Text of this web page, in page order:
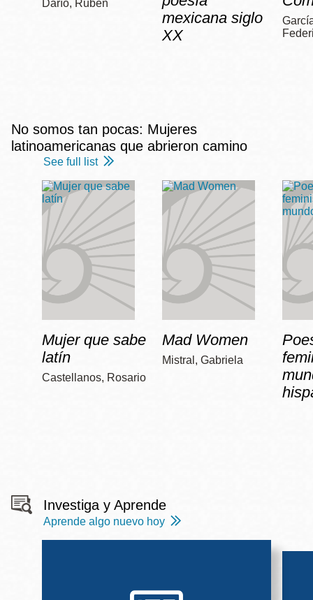
Darío, Rubén
mexicana siglo
XX
No somos tan pocas: Mujeres
latinoamericanas que abrieron camino
See full list
Mujer que sabe
latín
Castellanos, Rosario
Mad Women
Mistral, Gabriela
Investiga y Aprende
Aprende algo nuevo hoy